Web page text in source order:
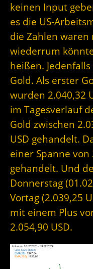
keinen Input
es die US-
die Zahlen
wiederrum
heißen.
Gold. Als erster
wurden 2.040,32
im Tagesverlauf
Gold zwischen
USD gehandelt.
einer Spanne von
gehandelt. Und
Donnerstag
Vortag (2.039,25
mit einem Plus
2.054,90 USD.